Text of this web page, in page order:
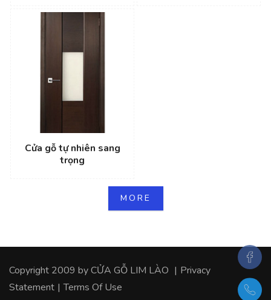
Cửa gỗ tự nhiên sang
trọng
MORE
Copyright 2009 byCỬA GỖ LIM LÀO | Privacy
Statement | Terms Of Use